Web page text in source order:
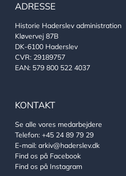
ADRESSE
Historie Haderslev administration
Kløvervej 87B
DK-6100 Haderslev
CVR: 29189757
EAN: 579 800 522 4037
KONTAKT
Se alle vores medarbejdere
Telefon: +45 24 89 79 29
E-mail: arkiv@haderslev.dk
Find os på Facebook
Find os på Instagram